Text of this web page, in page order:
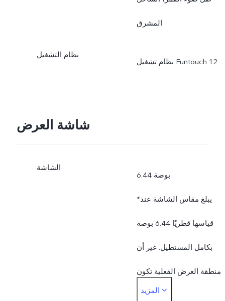
بحسب تغير الوضع وبحسب
المشرق
نظام التشغيل
نظام تشغيل Funtouch 12
شاشة العرض
الشاشة
6.44 بوصة
*يبلغ مقاس الشاشة عند
قياسها قطريًا 6.44 بوصة
بكامل المستطيل. غير أن
منطقة العرض الفعلية تكون
المزيد